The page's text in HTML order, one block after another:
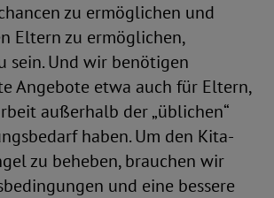
zu ermöglichen und
Eltern zu ermöglichen,
sein. Und wir benötigen
Angebote etwa auch für Eltern,
außerhalb der „üblichen“
haben. Um den Kita-
zu beheben, brauchen wir
und eine bessere